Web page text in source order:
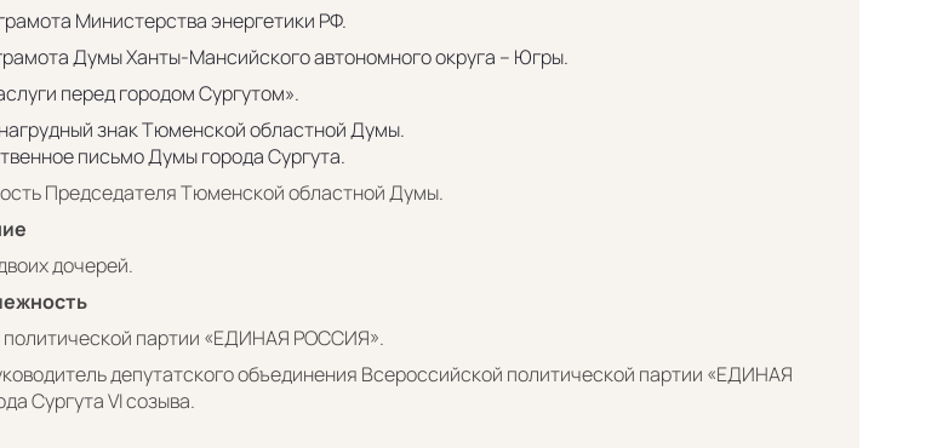
Министерства энергетики РФ.
Думы Ханты-Мансийского автономного округа – Югры.
перед городом Сургутом».
знак Тюменской областной Думы.
письмо Думы города Сургута.
Председателя Тюменской областной Думы.
дочерей.
партии «ЕДИНАЯ РОССИЯ».
депутатского объединения Всероссийской политической партии «ЕДИНАЯ
Сургута VI созыва.